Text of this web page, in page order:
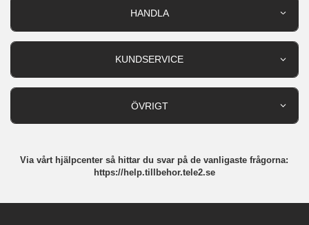
HANDLA
KUNDSERVICE
ÖVRIGT
Integritetspolicy
Via vårt hjälpcenter så hittar du svar på de vanligaste frågorna:
https://help.tillbehor.tele2.se